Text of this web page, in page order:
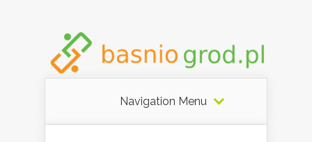
Navigation Menu